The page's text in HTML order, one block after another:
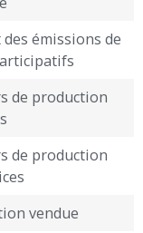
émissions de
de production
de production
vendue